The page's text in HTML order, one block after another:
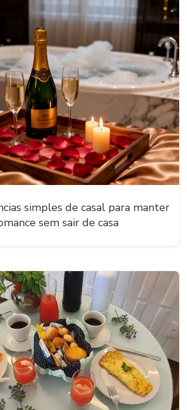
simples de casal para manter
sem sair de casa